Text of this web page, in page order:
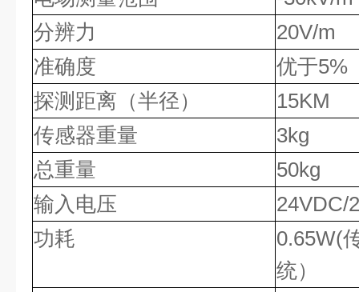
分辨力
20V/m
准确度
优于5%
探测距离（半径）
15KM
传感器重量
3kg
总重量
50kg
输入电压
24VDC/
功耗
0.65W(
统）